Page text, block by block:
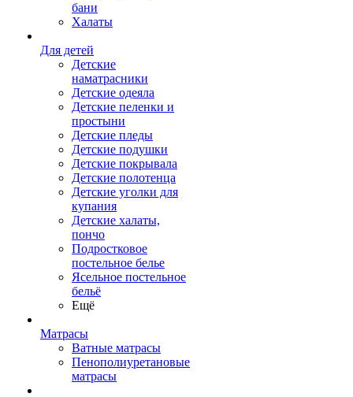
бани
Халаты
Для детей
Детские
наматрасники
Детские одеяла
Детские пеленки и
простыни
Детские пледы
Детские подушки
Детские покрывала
Детские полотенца
Детские уголки для
купания
Детские халаты,
пончо
Подростковое
постельное белье
Ясельное постельное
бельё
Ещё
Матрасы
Ватные матрасы
Пенополиуретановые
матрасы